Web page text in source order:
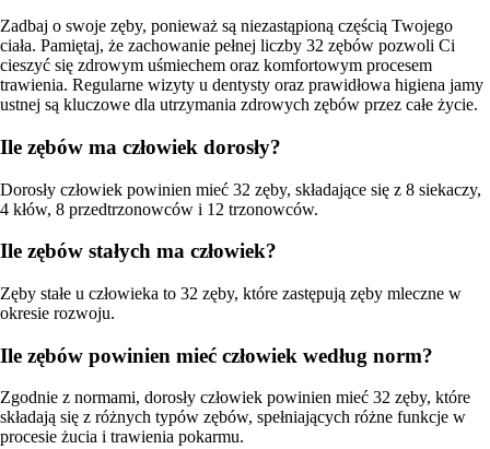
Zadbaj o swoje zęby, ponieważ są niezastąpioną częścią Twojego
ciała. Pamiętaj, że zachowanie pełnej liczby 32 zębów pozwoli Ci
cieszyć się zdrowym uśmiechem oraz komfortowym procesem
trawienia. Regularne wizyty u dentysty oraz prawidłowa higiena jamy
ustnej są kluczowe dla utrzymania zdrowych zębów przez całe życie.
Ile zębów ma człowiek dorosły?
Dorosły człowiek powinien mieć 32 zęby, składające się z 8 siekaczy,
4 kłów, 8 przedtrzonowców i 12 trzonowców.
Ile zębów stałych ma człowiek?
Zęby stałe u człowieka to 32 zęby, które zastępują zęby mleczne w
okresie rozwoju.
Ile zębów powinien mieć człowiek według norm?
Zgodnie z normami, dorosły człowiek powinien mieć 32 zęby, które
składają się z różnych typów zębów, spełniających różne funkcje w
procesie żucia i trawienia pokarmu.